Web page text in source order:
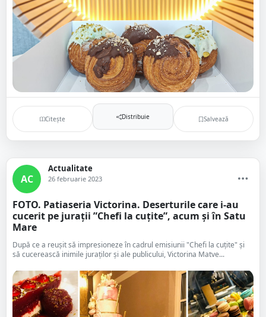
Citește Distribuie Salvează
AC
Actualitate
26 februarie 2023
FOTO. Patiaseria Victorina. Deserturile care i-au
cucerit pe jurații ”Chefi la cuțite”, acum și în Satu
Mare
După ce a reușit să impresioneze în cadrul emisiunii "Chefi la cuțite" și
să cucerească inimile juraților și ale publicului, Victorina Matve...